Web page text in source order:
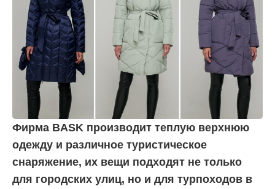
Фирма BASK производит теплую верхнюю
одежду и различное туристическое
снаряжение, их вещи подходят не только
для городских улиц, но и для турпоходов в